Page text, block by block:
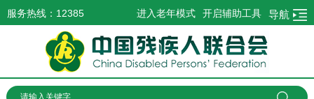
服务热线：12385 导航
开启辅助工具
进入老年模式